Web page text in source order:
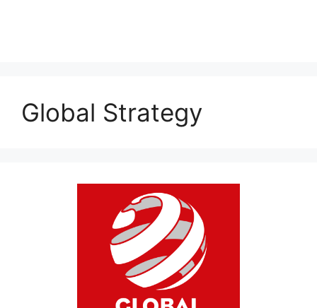
Global Strategy